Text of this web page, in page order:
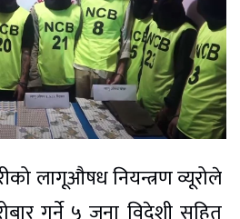
लागूऔषध नियन्त्रण व्यूरोले